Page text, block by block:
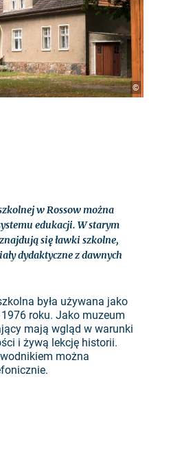
©
w Rossow można
edukacji. W starym
się ławki szkolne,
dydaktyczne z dawnych
była używana jako
roku. Jako muzeum
mają wgląd w warunki
i żywą lekcję historii.
można